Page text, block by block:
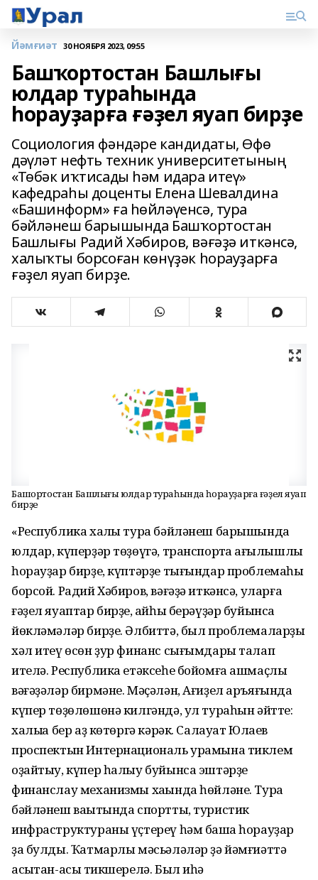
Йәмғиәт 30 НОЯБРЯ 2023, 09:55
Башҡортостан Башлығы
юлдар тураһында
һорауҙарға ғәҙел яуап бирҙе
Социология фәндәре кандидаты, Өфө
дәүләт нефть техник университетының
«Төбәк иҡтисады һәм идара итеү»
кафедраһы доценты Елена Шевалдина
«Башинформ» ға һөйләүенсә, тура
бәйләнеш барышында Башҡортостан
Башлығы Радий Хәбиров, вәғәҙә иткәнсә,
халыҡты борсоған көнүҙәк һорауҙарға
ғәҙел яуап бирҙе.
Башҡортостан Башлығы юлдар тураһында һорауҙарға ғәҙел яуап
бирҙе
«Республика халҡы тура бәйләнеш барышында
юлдар, күперҙәр төҙөүгә, транспортҡа ҡағылышлы
һорауҙар бирҙе, күптәрҙе тығындар проблемаһы
борсой. Радий Хәбиров, вәғәҙә иткәнсә, уларға
ғәҙел яуаптар бирҙе, ҡайһы берәүҙәр буйынса
йөкләмәләр бирҙе. Әлбиттә, был проблемаларҙы
хәл итеү өсөн ҙур финанс сығымдары талап
ителә. Республика етәксеһе бойомға ашмаҫлыҡ
вәғәҙәләр бирмәне. Мәҫәлән, Ағиҙел аръяғында
күпер төҙөлөшөнә килгәндә, ул тураһын әйтте:
халыҡҡа бер аҙ көтөргә кәрәк. Салауат Юлаев
проспектын Интернациональ урамына тиклем
оҙайтыу, күпер һалыу буйынса эштәрҙе
финанслау механизмы хаҡында һөйләне. Тура
бәйләнеш ваҡытында спортты, туристик
инфраструктураны үҫтереү һәм башҡа һорауҙар
ҙа булды. Ҡатмарлы мәсьәләләр ҙә йәмғиәттә
асыҡтан-асыҡ тикшерелә. Был иһә